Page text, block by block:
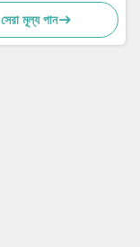
সেরা মূল্য পান